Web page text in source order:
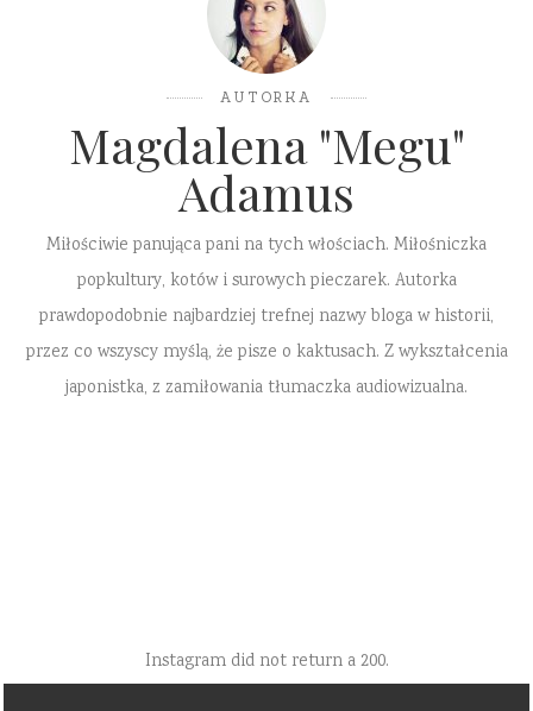
AUTORKA
Magdalena "Megu"
Adamus
Miłościwie panująca pani na tych włościach. Miłośniczka
popkultury, kotów i surowych pieczarek. Autorka
prawdopodobnie najbardziej trefnej nazwy bloga w historii,
przez co wszyscy myślą, że pisze o kaktusach. Z wykształcenia
japonistka, z zamiłowania tłumaczka audiowizualna.
Instagram did not return a 200.